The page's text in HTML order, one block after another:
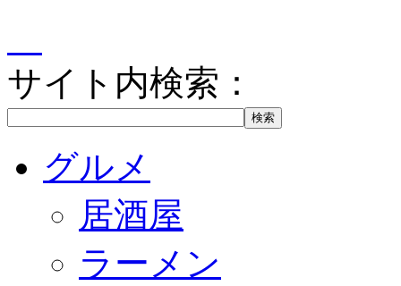
サイト内検索：
グルメ
居酒屋
ラーメン